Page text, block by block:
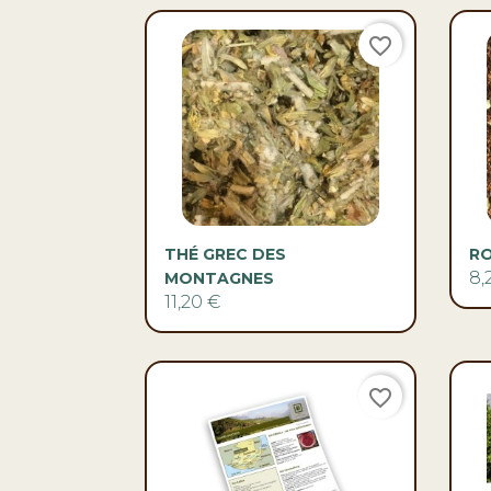
Aperçu rapide
THÉ GREC DES
MONTAGNES
11,20 €
favorite_border
favorite_border